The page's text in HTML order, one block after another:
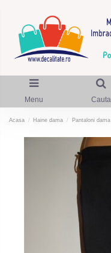
Menu Cauta
Acasa Haine dama Pantaloni dama